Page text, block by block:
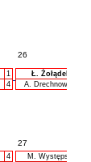
26
1
4
Ł. Żołądek
A. Drechnowicz
27
4
M. Występski